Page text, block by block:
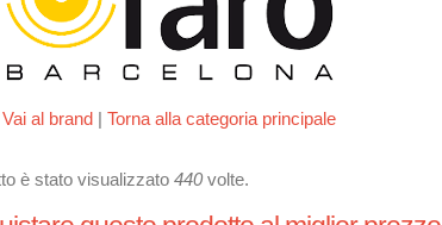
Vai al brand | Torna alla categoria principale
è stato visualizzato 440volte.